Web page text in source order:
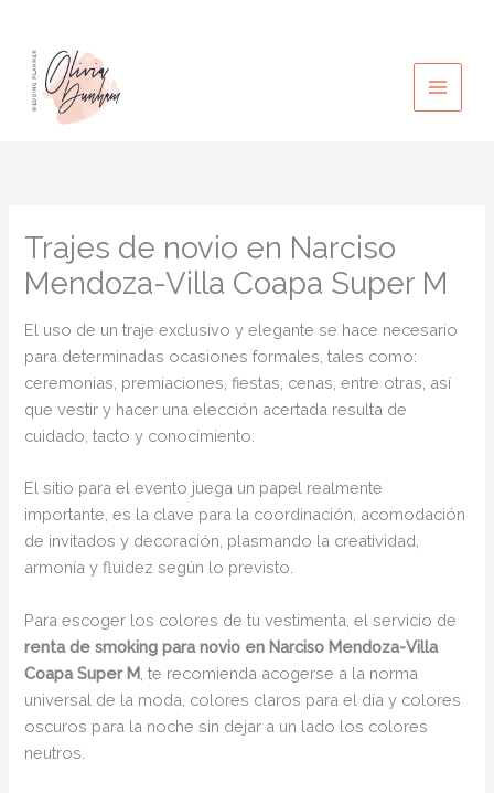
contenido
Trajes de novio en Narciso
Mendoza-Villa Coapa Super M
El uso de un traje exclusivo y elegante se hace necesario
para determinadas ocasiones formales, tales como:
ceremonias, premiaciones, fiestas, cenas, entre otras, así
que vestir y hacer una elección acertada resulta de
cuidado, tacto y conocimiento.
El sitio para el evento juega un papel realmente
importante, es la clave para la coordinación, acomodación
de invitados y decoración, plasmando la creatividad,
armonía y fluidez según lo previsto.
Para escoger los colores de tu vestimenta, el servicio de
renta de smoking para novio en Narciso Mendoza-Villa
Coapa Super M , te recomienda acogerse a la norma
universal de la moda, colores claros para el día y colores
oscuros para la noche sin dejar a un lado los colores
neutros.